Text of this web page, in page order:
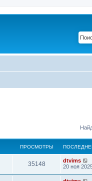
ПРОСМОТРЫ
35148
dtvims
20 ноя